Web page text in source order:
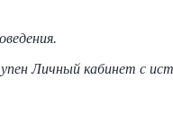
Личный кабинет с